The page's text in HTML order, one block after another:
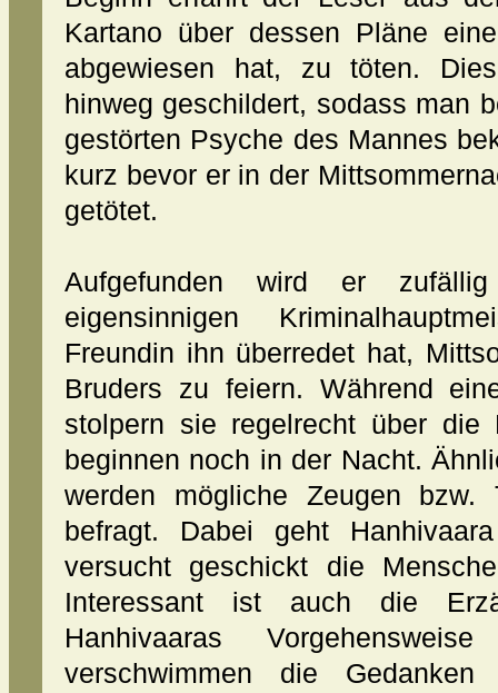
Kartano über dessen Pläne
abgewiesen hat, zu töten.
hinweg geschildert, sodass man
gestörten Psyche des Mannes
kurz bevor er in der
getötet.
Aufgefunden wird er
eigensinnigen
Freundin ihn überredet hat,
Bruders zu feiern. Während
stolpern sie regelrecht über die
beginnen noch in der Nacht.
werden mögliche Zeugen bzw.
befragt. Dabei geht
versucht geschickt die
Interessant ist auch die
Hanhivaaras
verschwimmen die